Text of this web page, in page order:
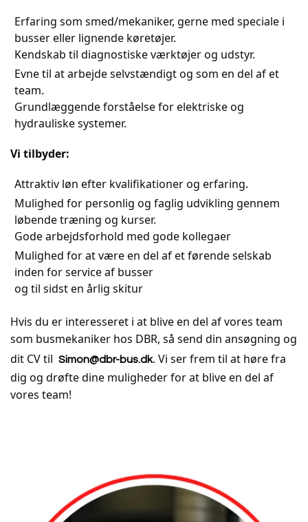
Erfaring som smed/mekaniker, gerne med speciale i
busser eller lignende køretøjer.
Kendskab til diagnostiske værktøjer og udstyr.
Evne til at arbejde selvstændigt og som en del af et
team.
Grundlæggende forståelse for elektriske og
hydrauliske systemer.
Vi tilbyder:
Attraktiv løn efter kvalifikationer og erfaring.
Mulighed for personlig og faglig udvikling gennem
løbende træning og kurser.
Gode arbejdsforhold med gode kollegaer
Mulighed for at være en del af et førende selskab
inden for service af busser
og til sidst en årlig skitur
Hvis du er interesseret i at blive en del af vores team
som busmekaniker hos DBR, så send din ansøgning og
dit CV til Simon@dbr-bus.dk. Vi ser frem til at høre fra
dig og drøfte dine muligheder for at blive en del af
vores team!